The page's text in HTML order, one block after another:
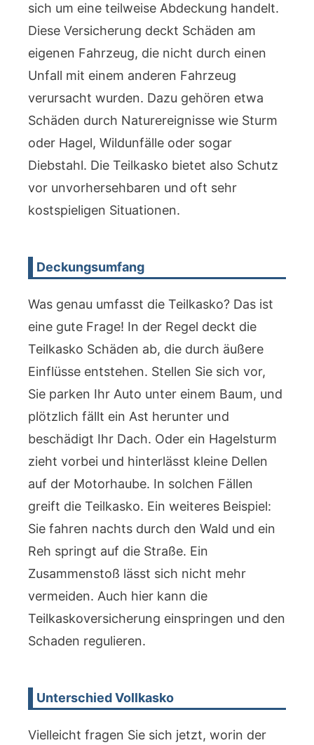
sich um eine teilweise Abdeckung handelt.
Diese Versicherung deckt Schäden am
eigenen Fahrzeug, die nicht durch einen
Unfall mit einem anderen Fahrzeug
verursacht wurden. Dazu gehören etwa
Schäden durch Naturereignisse wie Sturm
oder Hagel, Wildunfälle oder sogar
Diebstahl. Die Teilkasko bietet also Schutz
vor unvorhersehbaren und oft sehr
kostspieligen Situationen.
Deckungsumfang
Was genau umfasst die Teilkasko? Das ist
eine gute Frage! In der Regel deckt die
Teilkasko Schäden ab, die durch äußere
Einflüsse entstehen. Stellen Sie sich vor,
Sie parken Ihr Auto unter einem Baum, und
plötzlich fällt ein Ast herunter und
beschädigt Ihr Dach. Oder ein Hagelsturm
zieht vorbei und hinterlässt kleine Dellen
auf der Motorhaube. In solchen Fällen
greift die Teilkasko. Ein weiteres Beispiel:
Sie fahren nachts durch den Wald und ein
Reh springt auf die Straße. Ein
Zusammenstoß lässt sich nicht mehr
vermeiden. Auch hier kann die
Teilkaskoversicherung einspringen und den
Schaden regulieren.
Unterschied Vollkasko
Vielleicht fragen Sie sich jetzt, worin der